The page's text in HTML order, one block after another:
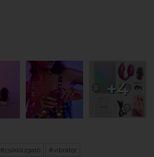
+4
#csiklóizgató #vibrátor